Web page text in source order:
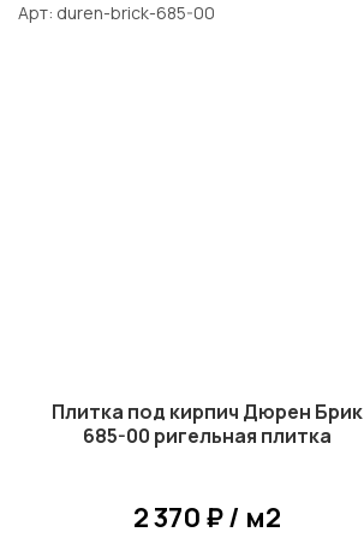
Арт duren-brick-685-00
Плитка под кирпич Дюрен Брик
685-00 ригельная плитка
2 370 ₽ / м2